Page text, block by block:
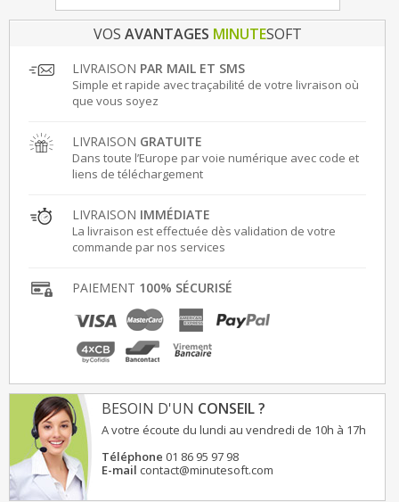
VOS AVANTAGES MINUTESOFT
LIVRAISON PAR MAIL ET SMS
Simple et rapide avec traçabilité de votre livraison où
que vous soyez
LIVRAISON GRATUITE
Dans toute l’Europe par voie numérique avec code et
liens de téléchargement
LIVRAISON IMMÉDIATE
La livraison est effectuée dès validation de votre
commande par nos services
PAIEMENT 100% SÉCURISÉ
BESOIN D'UN CONSEIL ?
A votre écoute du lundi au vendredi de 10h à 17h
Téléphone 01 86 95 97 98
E-mail contact@minutesoft.com